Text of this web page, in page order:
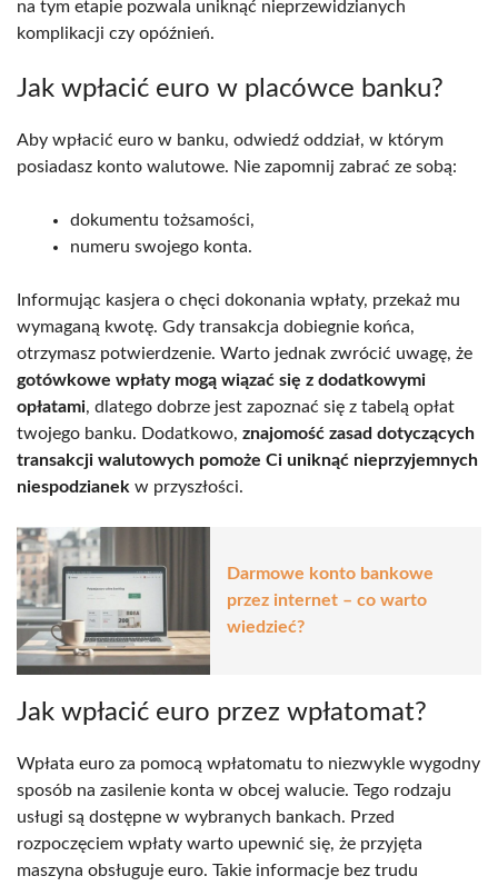
na tym etapie pozwala uniknąć nieprzewidzianych
komplikacji czy opóźnień.
Jak wpłacić euro w placówce banku?
Aby wpłacić euro w banku, odwiedź oddział, w którym
posiadasz konto walutowe. Nie zapomnij zabrać ze sobą:
dokumentu tożsamości,
numeru swojego konta.
Informując kasjera o chęci dokonania wpłaty, przekaż mu
wymaganą kwotę. Gdy transakcja dobiegnie końca,
otrzymasz potwierdzenie. Warto jednak zwrócić uwagę, że
gotówkowe wpłaty mogą wiązać się z dodatkowymi
opłatami, dlatego dobrze jest zapoznać się z tabelą opłat
twojego banku. Dodatkowo, znajomość zasad dotyczących
transakcji walutowych pomoże Ci uniknąć nieprzyjemnych
niespodzianek w przyszłości.
Darmowe konto bankowe
przez internet – co warto
wiedzieć?
Jak wpłacić euro przez wpłatomat?
Wpłata euro za pomocą wpłatomatu to niezwykle wygodny
sposób na zasilenie konta w obcej walucie. Tego rodzaju
usługi są dostępne w wybranych bankach. Przed
rozpoczęciem wpłaty warto upewnić się, że przyjęta
maszyna obsługuje euro. Takie informacje bez trudu